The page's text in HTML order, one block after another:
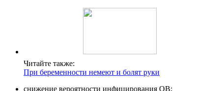
Читайте также:
При беременности немеют и болят руки
снижение вероятности инфицирования ОВ;